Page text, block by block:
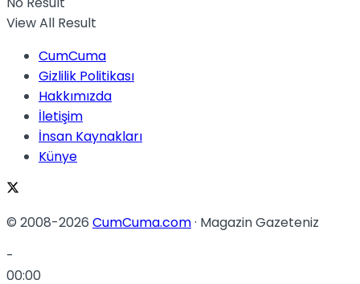
View All Result
CumCuma
Gizlilik Politikası
Hakkımızda
İletişim
İnsan Kaynakları
Künye
© 2008-2026 CumCuma.com· Magazin Gazeteniz
-
00:00